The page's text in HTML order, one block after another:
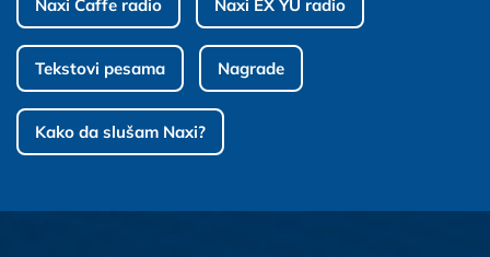
Naxi Caffe radio Naxi EX YU radio
Tekstovi pesama Nagrade
Kako da slušam Naxi?